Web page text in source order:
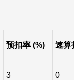
预扣率 (%) 速算
3 0